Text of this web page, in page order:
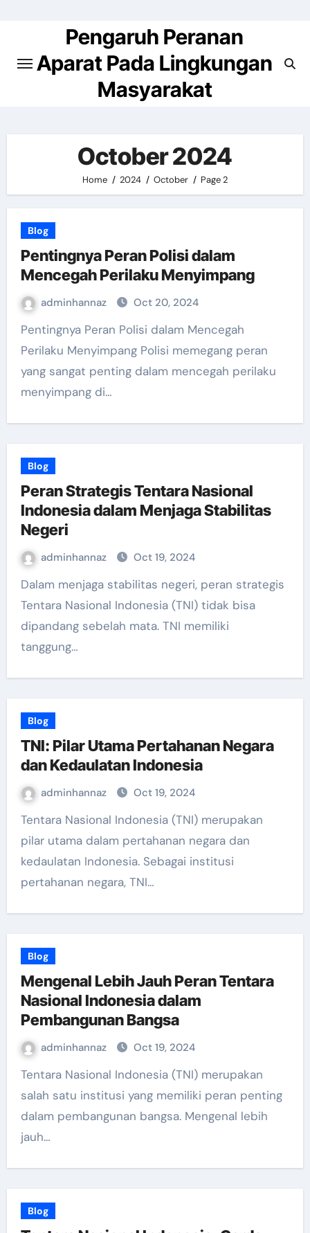
Pengaruh Peranan
Aparat Pada Lingkungan
Masyarakat
October 2024
Home 2024 October Page 2
Blog
Pentingnya Peran Polisi dalam
Mencegah Perilaku Menyimpang
adminhannaz Oct 20, 2024
Pentingnya Peran Polisi dalam Mencegah
Perilaku Menyimpang Polisi memegang peran
yang sangat penting dalam mencegah perilaku
menyimpang di…
Blog
Peran Strategis Tentara Nasional
Indonesia dalam Menjaga Stabilitas
Negeri
adminhannaz Oct 19, 2024
Dalam menjaga stabilitas negeri, peran strategis
Tentara Nasional Indonesia (TNI) tidak bisa
dipandang sebelah mata. TNI memiliki
tanggung…
Blog
TNI: Pilar Utama Pertahanan Negara
dan Kedaulatan Indonesia
adminhannaz Oct 19, 2024
Tentara Nasional Indonesia (TNI) merupakan
pilar utama dalam pertahanan negara dan
kedaulatan Indonesia. Sebagai institusi
pertahanan negara, TNI…
Blog
Mengenal Lebih Jauh Peran Tentara
Nasional Indonesia dalam
Pembangunan Bangsa
adminhannaz Oct 19, 2024
Tentara Nasional Indonesia (TNI) merupakan
salah satu institusi yang memiliki peran penting
dalam pembangunan bangsa. Mengenal lebih
jauh…
Blog